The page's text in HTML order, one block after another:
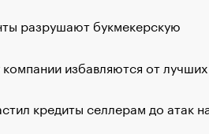
разрушают букмекерскую
избавляются от лучших
кредиты селлерам до атак